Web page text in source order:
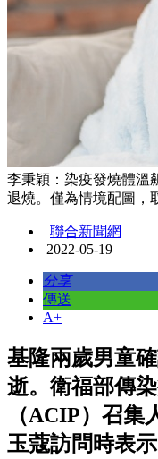
李秉穎：染疫發燒體溫
退燒。僅為情境配圖，
聯合新聞網
2022-05-19
分享
傳送
A+
基隆兩歲男童
逝。衛福部傳
（ACIP）召集
玉蔻訪問時表